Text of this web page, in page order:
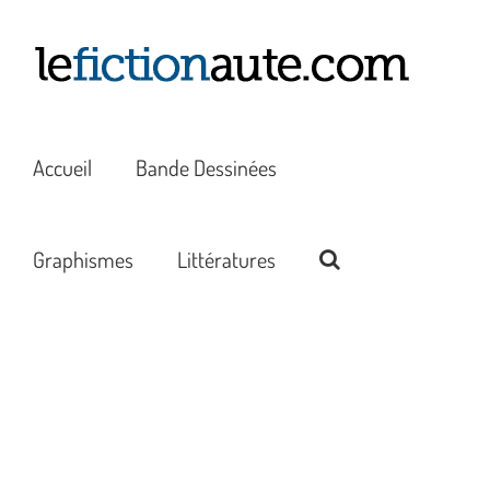
contenu
Accueil Bande Dessinées
Graphismes Littératures